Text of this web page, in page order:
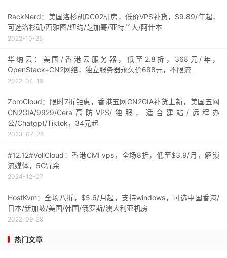
RackNerd：美国洛杉矶DC02机房，低价VPS补货，$9.89/年起，
可选洛杉矶/西雅图/纽约/芝加哥/亚特兰大/阿什本
2022-10-25
华纳云：美国/香港云服务器，低至2.8折，368元/年，
OpenStack+CN2网络，独立服务器永久价688元，不限流
2022-04-19
ZoroCloud：限时7折钜惠，香港五网CN2GIA补货上新，美国五网
CN2GIA/9929/Cera高防VPS/独服，适合建站/远程办
公/Chatgpt/Tiktok，34元起
2023-07-24
#12.12#VollCloud：香港CMI vps，全场8折，低至$3.9/月，解锁
流媒体，5G冗余
2024-12-07
HostKvm：全场八折，$5.6/月起，支持windows，可选中国香港/
日本/新加坡/美国/韩国/俄罗斯/澳大利亚机房
2022-09-29
热门文章